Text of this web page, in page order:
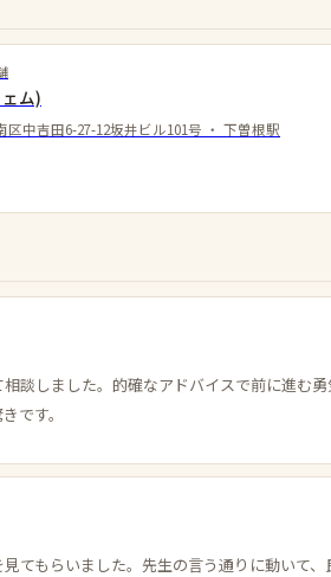
ム)
中吉田6-27-12坂井ビル101号 ・ 下曽根駅
談しました。的確なアドバイスで前に進む
です。
てもらいました。先生の言う通りに動いて